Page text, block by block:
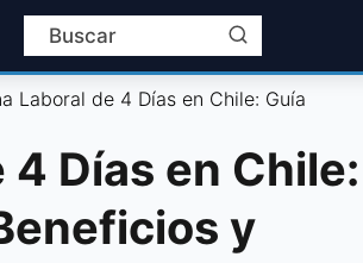
Laboral de 4 Días en Chile: Guía
Días en Chile:
y